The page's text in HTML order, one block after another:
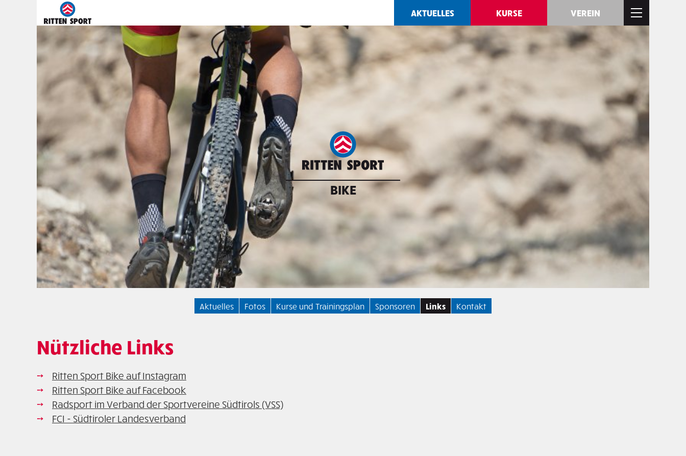
AKTUELLES KURSE VEREIN
BIKE
Aktuelles Fotos Kurse und Trainingsplan Sponsoren Links Kontakt
Nützliche Links
Ritten Sport Bike auf Instagram
Ritten Sport Bike auf Facebook
Radsport im Verband der Sportvereine Südtirols (VSS)
FCI - Südtiroler Landesverband